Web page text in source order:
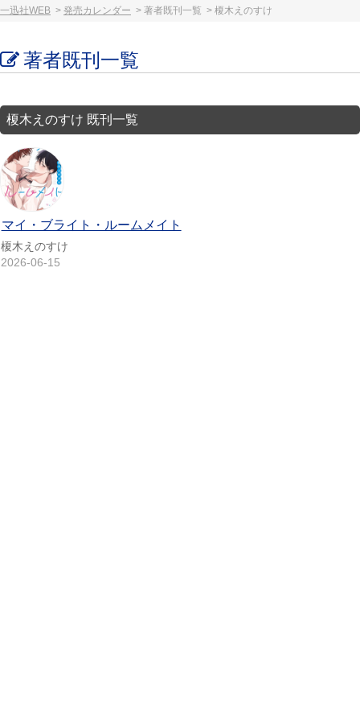
一迅社WEB 発売カレンダー 著者既刊一覧 榎木えのすけ
著者既刊一覧
榎木えのすけ 既刊一覧
マイ・ブライト・ルームメイト
榎木えのすけ
2026-06-15